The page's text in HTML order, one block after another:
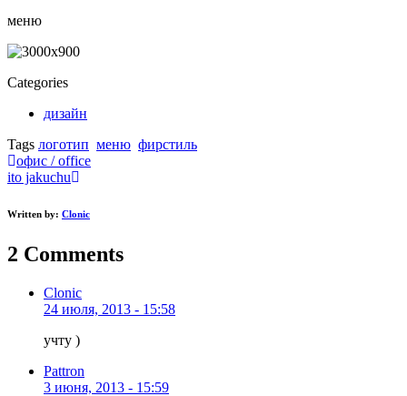
меню
Categories
дизайн
Tags логотип меню фирстиль
Post
navigation
офис / office
ito jakuchu
Written by: Clonic
2 Comments
Clonic
24 июля, 2013 - 15:58
учту )
Pattron
3 июня, 2013 - 15:59